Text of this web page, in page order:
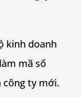
kinh doanh
mã số
công ty mới.